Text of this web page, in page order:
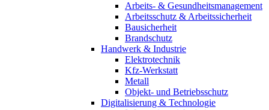
Arbeits- & Gesundheitsmanagement
Arbeitsschutz & Arbeitssicherheit
Bausicherheit
Brandschutz
Handwerk & Industrie
Elektrotechnik
Kfz-Werkstatt
Metall
Objekt- und Betriebsschutz
Digitalisierung & Technologie